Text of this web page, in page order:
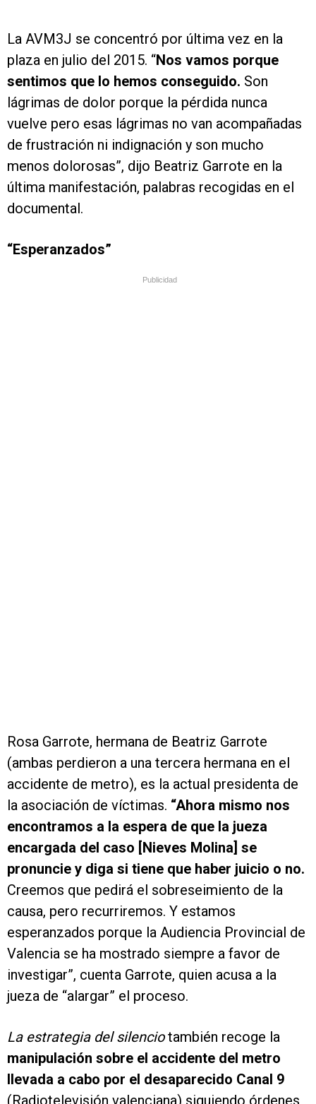
La AVM3J se concentró por última vez en la
plaza en julio del 2015. “Nos vamos porque
sentimos que lo hemos conseguido. Son
lágrimas de dolor porque la pérdida nunca
vuelve pero esas lágrimas no van acompañadas
de frustración ni indignación y son mucho
menos dolorosas”, dijo Beatriz Garrote en la
última manifestación, palabras recogidas en el
documental.
“Esperanzados”
Publicidad
Rosa Garrote, hermana de Beatriz Garrote
(ambas perdieron a una tercera hermana en el
accidente de metro), es la actual presidenta de
la asociación de víctimas. “Ahora mismo nos
encontramos a la espera de que la jueza
encargada del caso [Nieves Molina] se
pronuncie y diga si tiene que haber juicio o no.
Creemos que pedirá el sobreseimiento de la
causa, pero recurriremos. Y estamos
esperanzados porque la Audiencia Provincial de
Valencia se ha mostrado siempre a favor de
investigar”, cuenta Garrote, quien acusa a la
jueza de “alargar” el proceso.
La estrategia del silenciotambién recoge la
manipulación sobre el accidente del metro
llevada a cabo por el desaparecido Canal 9
(Radiotelevisión valenciana) siguiendo órdenes